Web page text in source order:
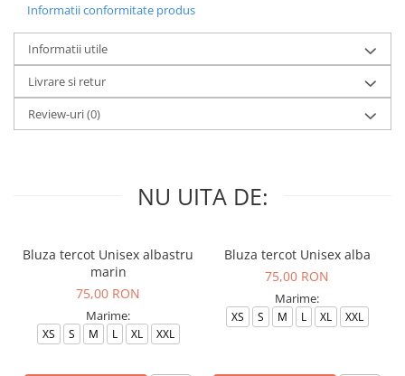
Informatii conformitate produs
Informatii utile
Livrare si retur
Review-uri(0)
NU UITA DE:
Bluza tercot Unisex albastru
marin
75,00 RON
Marime:
XS S M L XL XXL
Bluza tercot Unisex alba
75,00 RON
Marime:
XS S M L XL XXL